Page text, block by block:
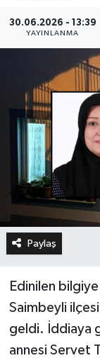
30.06.2026 - 13:39
YAYINLANMA
Paylaş
Edinilen
Saimbeyli
geldi. İddiaya
annesi Servet